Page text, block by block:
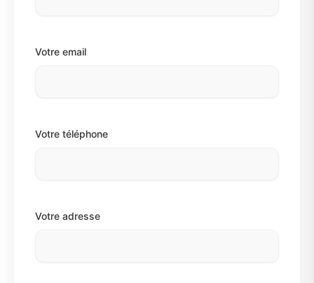
Votre email
Votre téléphone
Votre adresse